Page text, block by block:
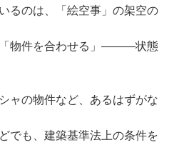
るのは、「絵空事」の架空の
物件を合わせる」―――状態
ャの物件など、あるはずがな
でも、建築基準法上の条件を